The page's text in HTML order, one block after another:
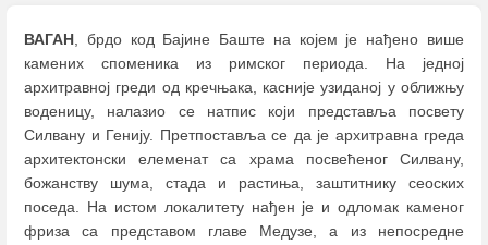
ВАГАН, брдо код Бајине Баште на којем је нађено више
камених споменика из римског периода. На једној
архитравној греди од кречњака, касније узиданој у оближњу
воденицу, налазио се натпис који представља посвету
Силвану и Генију. Претпоставља се да је архитравна греда
архитектонски елеменат са храма посвећеног Силвану,
божанству шума, стада и растиња, заштитнику сеоских
поседа. На истом локалитету нађен је и одломак каменог
фриза са представом главе Медузе, а из непосредне